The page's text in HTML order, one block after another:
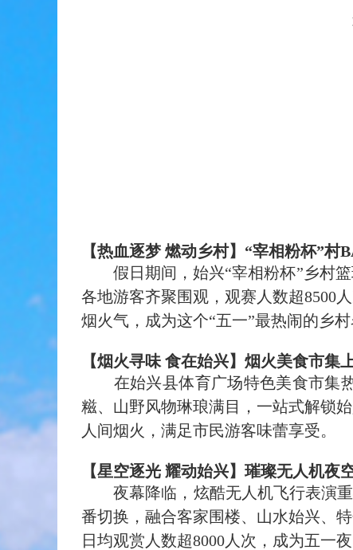
【热血逐梦 燃动乡村】“宰相粉杯”
假日期间，始兴“宰相粉杯”乡村
各地游客齐聚围观，观赛人数超8500
烟火气，成为这个“五一”最热闹的乡村
【烟火寻味 食在始兴】烟火美食市集
在始兴县体育广场特色美食市集热
糍、山野风物琳琅满目，一站式解锁
人间烟火，满足市民游客味蕾享受。
【星空逐光 耀动始兴】璀璨无人机夜
夜幕降临，炫酷无人机飞行表演重
番切换，融合客家围楼、山水始兴、
日均观赏人数超8000人次，成为五一